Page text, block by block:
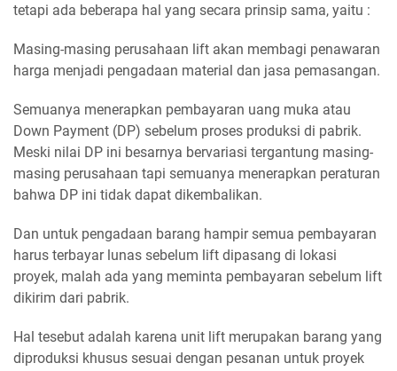
tetapi ada beberapa hal yang secara prinsip sama, yaitu :
Masing-masing perusahaan lift akan membagi penawaran
harga menjadi pengadaan material dan jasa pemasangan.
Semuanya menerapkan pembayaran uang muka atau
Down Payment (DP) sebelum proses produksi di pabrik.
Meski nilai DP ini besarnya bervariasi tergantung masing-
masing perusahaan tapi semuanya menerapkan peraturan
bahwa DP ini tidak dapat dikembalikan.
Dan untuk pengadaan barang hampir semua pembayaran
harus terbayar lunas sebelum lift dipasang di lokasi
proyek, malah ada yang meminta pembayaran sebelum lift
dikirim dari pabrik.
Hal tesebut adalah karena unit lift merupakan barang yang
diproduksi khusus sesuai dengan pesanan untuk proyek